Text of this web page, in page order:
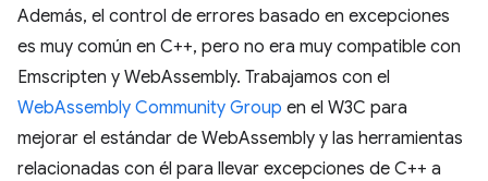
Además, el control de errores basado en excepciones
es muy común en C++, pero no era muy compatible con
Emscripten y WebAssembly. Trabajamos con el
WebAssembly Community Group en el W3C para
mejorar el estándar de WebAssembly y las herramientas
relacionadas con él para llevar excepciones de C++ a